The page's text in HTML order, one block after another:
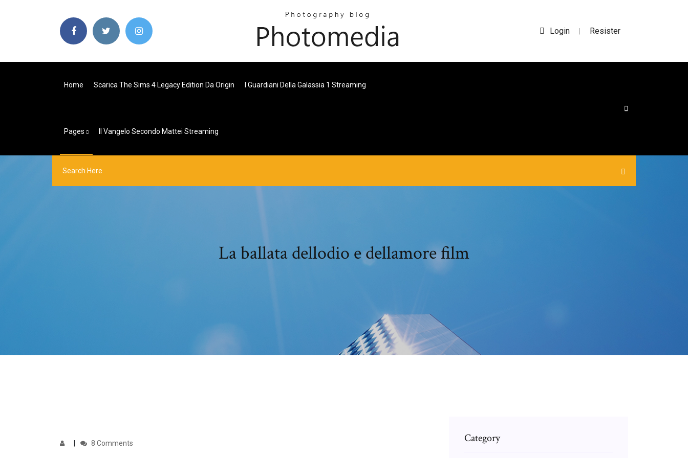
Login | Resister
Home Scarica The Sims 4 Legacy Edition Da Origin I Guardiani Della Galassia 1 Streaming
Pages Il Vangelo Secondo Mattei Streaming
La ballata dellodio e dellamore film
8 Comments Category